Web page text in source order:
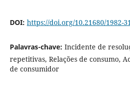
DOI: https://doi.org/10.21680/1982-
Palavras-chave: Incidente de
repetitivas, Relações de consumo,
de consumidor